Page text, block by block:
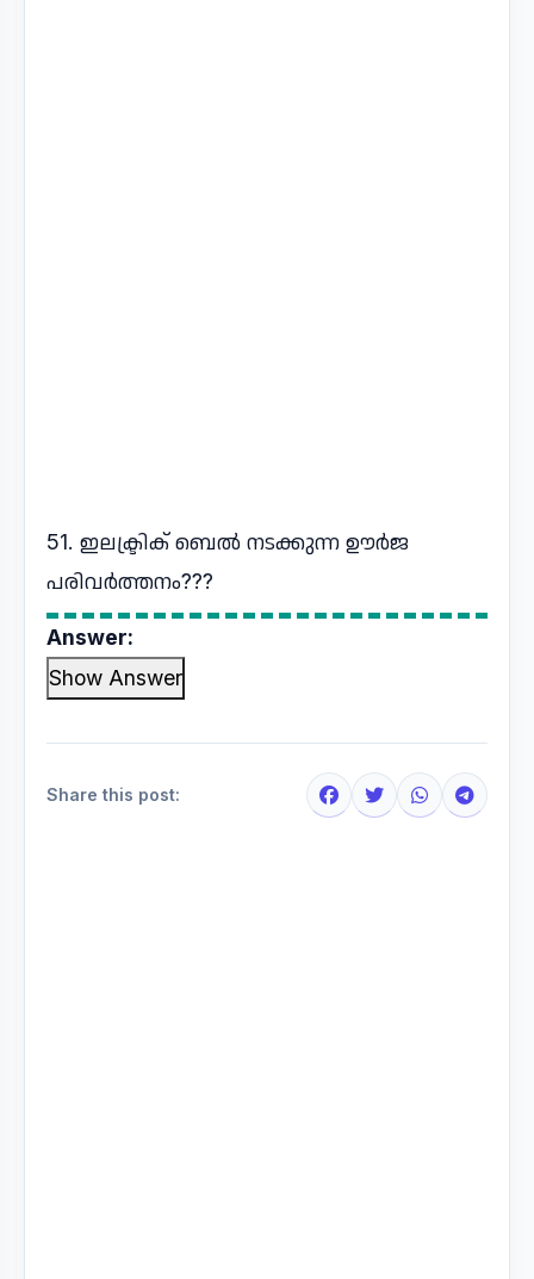
51. ഇലക്ട്രിക് ബെൽ നടക്കുന്ന ഊർജ
പരിവർത്തനം???
Answer:
Show Answer
Share this post: